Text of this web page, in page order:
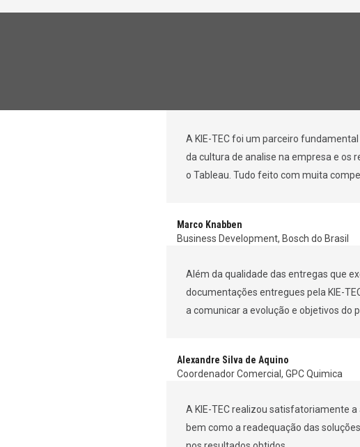
A KIE-TEC foi um parceiro
da cultura de analise na empresa e os
o Tableau. Tudo feito com muita
Marco Knabben
Business Development, Bosch do Brasil
Além da qualidade das entregas que
documentações entregues pela KIE-
a comunicar a evolução e objetivos do
Alexandre Silva de Aquino
Coordenador Comercial, GPC Quimica
A KIE-TEC realizou satisfatoriamente
bem como a readequação das